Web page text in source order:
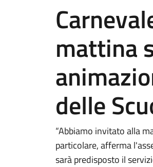
mattina
delle
“Abbiamo invitato alla
particolare, afferma
sarà predisposto il